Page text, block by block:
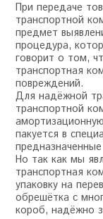
При передаче
транспортной
предмет
процедура,
говорит о том,
транспортная
повреждений.
Для надёжной
транспортной
пакуется в
Но так как мы
транспортная
упаковку на
обрешётка с
короб, надёжно